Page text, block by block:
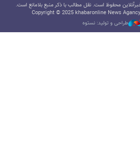
محفوظ است. نقل مطالب با ذکر منبع بلامانع است.
Copyright © 2025 khabaronline News
طراحی و تولید: نستوه